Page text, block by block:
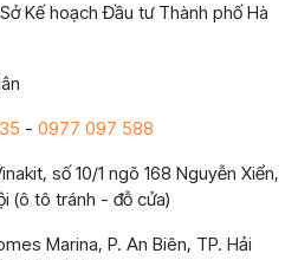
Kế hoạch Đầu tư Thành phố Hà
- 0977 097 588
số 10/1 ngõ 168 Nguyễn Xiển,
(ô tô tránh - đỗ cửa)
Marina, P. An Biên, TP. Hải